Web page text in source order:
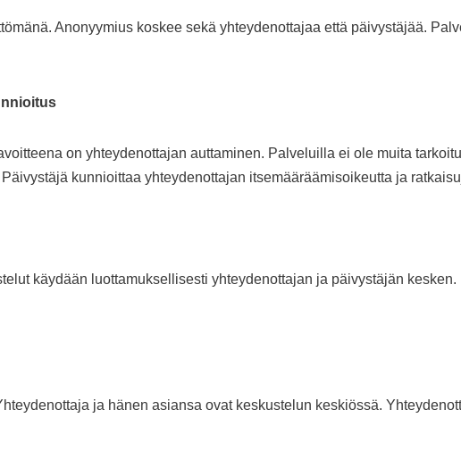
Anonyymius koskee sekä yhteydenottajaa että päivystäjää.
on yhteydenottajan auttaminen. Palveluilla ei ole muita
kunnioittaa yhteydenottajan itsemääräämisoikeutta ja
käydään luottamuksellisesti yhteydenottajan ja päivystäjän
ja hänen asiansa ovat keskustelun keskiössä.